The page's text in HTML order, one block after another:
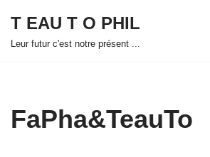
Aller
T EAU T O PHIL
Leur futur c'est notre présent ...
FaPha&TeauTo